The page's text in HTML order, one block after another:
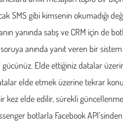
SMS gibi kimsenin okumadığı
yanında satış ve CRM için de
anında yanıt veren bir
gücünüz. Elde ettiğiniz datalar
elde etmek üzerine tekrar
kez elde edilir, sürekli
botlarla Facebook